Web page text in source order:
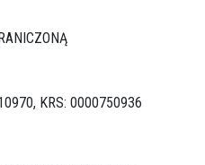
KRS: 0000750936